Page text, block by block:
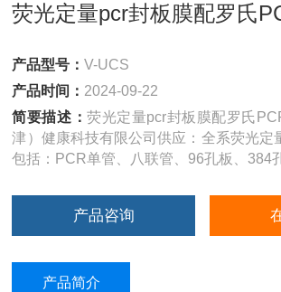
荧光定量pcr封板膜配罗氏
产品型号：V-UCS
产品时间： 2024-09-22
简要描述：荧光定量pcr封板膜配罗氏
津）健康科技有限公司供应：全系荧光定
包括：PCR单管、八联管、96孔板、384
产品咨询
产品简介